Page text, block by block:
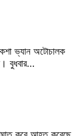
ভ্যান অটোচালক
বুধবার…